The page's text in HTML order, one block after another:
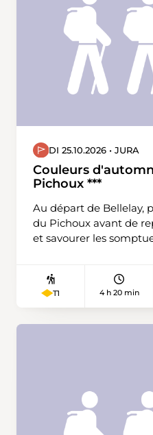
DI 25.10.2026 • JURA
Couleurs
Pichoux ***
Au départ de Bellelay,
du Pichoux avant de
et savourer les
T1 4 h 20 min